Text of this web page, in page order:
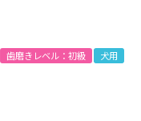
歯磨きレベル：初級 犬用